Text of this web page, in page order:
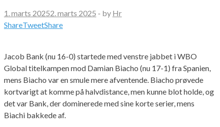
1. marts 20252. marts 2025 - by Hr
ShareTweetShare
Jacob Bank (nu 16-0) startede med venstre jabbet i WBO
Global titelkampen mod Damian Biacho (nu 17-1) fra Spanien,
mens Biacho var en smule mere afventende. Biacho prøvede
kortvarigt at komme på halvdistance, men kunne blot holde, og
det var Bank, der dominerede med sine korte serier, mens
Biachi bakkede af.